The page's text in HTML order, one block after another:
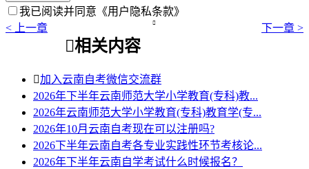
我已阅读并同意 《用户隐私条款》
< 上一章
 下一章 >
相关内容
加入云南自考微信交流群
2026年下半年云南师范大学小学教育(专科)教...
2026年云南师范大学小学教育(专科)教育学(专...
2026年10月云南自考现在可以注册吗?
2026下半年云南自考各专业实践性环节考核论...
2026年下半年云南自学考试什么时候报名？